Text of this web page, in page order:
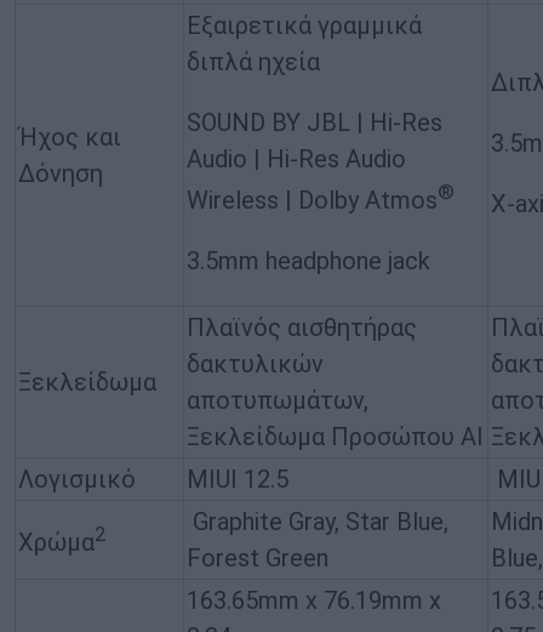
Ήχος και
Δόνηση
Εξαιρετικά γραμμικά
διπλά ηχεία
SOUND BY JBL | Hi-Res
Audio | Hi-Res Audio
Wireless | Dolby Atmos®
3.5mm headphone jack
X-
Ξεκλείδωμα
Πλαϊνός αισθητήρας
δακτυλικών
αποτυπωμάτων,
Ξεκλείδωμα Προσώπου AI
Λογισμικό
MIUI 12.5
Χρώμα2
Graphite Gray, Star Blue,
Forest Green
163.65mm x 76.19mm x